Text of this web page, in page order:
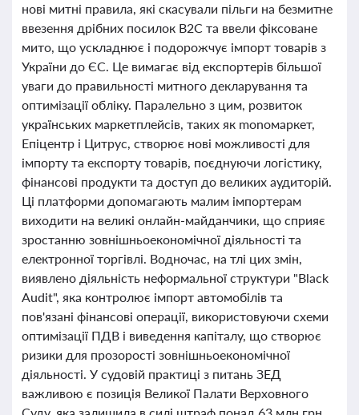
нові митні правила, які скасували пільги на безмитне
ввезення дрібних посилок B2C та ввели фіксоване
мито, що ускладнює і подорожчує імпорт товарів з
України до ЄС. Це вимагає від експортерів більшої
уваги до правильності митного декларування та
оптимізації обліку. Паралельно з цим, розвиток
українських маркетплейсів, таких як monoмаркет,
Епіцентр і Цитрус, створює нові можливості для
імпорту та експорту товарів, поєднуючи логістику,
фінансові продукти та доступ до великих аудиторій.
Ці платформи допомагають малим імпортерам
виходити на великі онлайн-майданчики, що сприяє
зростанню зовнішньоекономічної діяльності та
електронної торгівлі. Водночас, на тлі цих змін,
виявлено діяльність неформальної структури "Black
Audit", яка контролює імпорт автомобілів та
пов'язані фінансові операції, використовуючи схеми
оптимізації ПДВ і виведення капіталу, що створює
ризики для прозорості зовнішньоекономічної
діяльності. У судовій практиці з питань ЗЕД
важливою є позиція Великої Палати Верховного